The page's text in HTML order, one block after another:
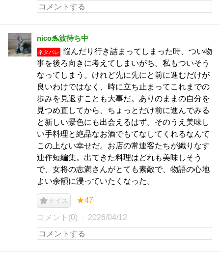
nico🐬波待ち中
ネタバレ
悩んだり行き詰まってしまった時、つい物
事を後ろ向きに考えてしまいがち。私もついそう
なってしまう。けれど先に先にと前に進むだけが
良いわけではなく、時に立ち止まってこれまでの
歩みを見返すことも大事だ。ありのままの自分を
見つめ直してから、ちょっとだけ前に進んでみる
と新しい景色にも出会えるはず。そのうえ美味し
い手料理と絶品なお酒でもてなしてくれるなんて
この上ない幸せだ。お店の常連客たちが織りなす
連作短編集。出てきた料理はどれも美味しそう
で、女将の志満さんがとても素敵で、物語の心地
よい余韻に浸っていたくなった。
ナイス ★47
コメント(0) 2026/04/12